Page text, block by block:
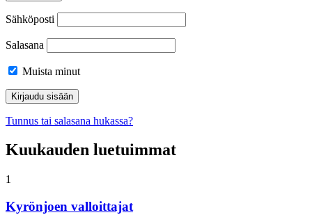
Sähköposti
Salasana
Muista minut
Tunnus tai salasana hukassa?
Kuukauden luetuimmat
1
Kyrönjoen valloittajat